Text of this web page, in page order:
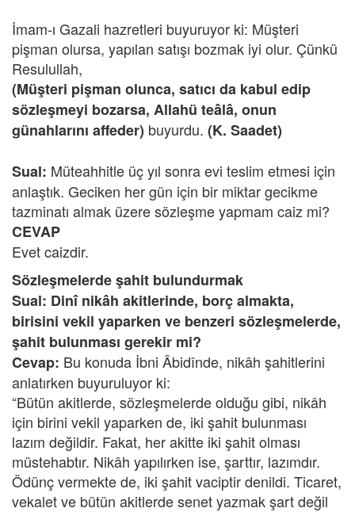
İmam-ı Gazali hazretleri buyuruyor ki: Müşteri
pişman olursa, yapılan satışı bozmak iyi olur. Çünkü
Resulullah,
(Müşteri pişman olunca, satıcı da kabul edip
sözleşmeyi bozarsa, Allahü teâlâ, onun
günahlarını affeder) buyurdu. (K. Saadet)
Sual: Müteahhitle üç yıl sonra evi teslim etmesi için
anlaştık. Geciken her gün için bir miktar gecikme
tazminatı almak üzere sözleşme yapmam caiz mi?
CEVAP
Evet caizdir.
Sözleşmelerde şahit bulundurmak
Sual: Dinî nikâh akitlerinde, borç almakta,
birisini vekil yaparken ve benzeri sözleşmelerde,
şahit bulunması gerekir mi?
Cevap: Bu konuda İbni Âbidînde, nikâh şahitlerini
anlatırken buyuruluyor ki:
“Bütün akitlerde, sözleşmelerde olduğu gibi, nikâh
için birini vekil yaparken de, iki şahit bulunması
lazım değildir. Fakat, her akitte iki şahit olması
müstehabtır. Nikâh yapılırken ise, şarttır, lazımdır.
Ödünç vermekte de, iki şahit vaciptir denildi. Ticaret,
vekalet ve bütün akitlerde senet yazmak şart değil